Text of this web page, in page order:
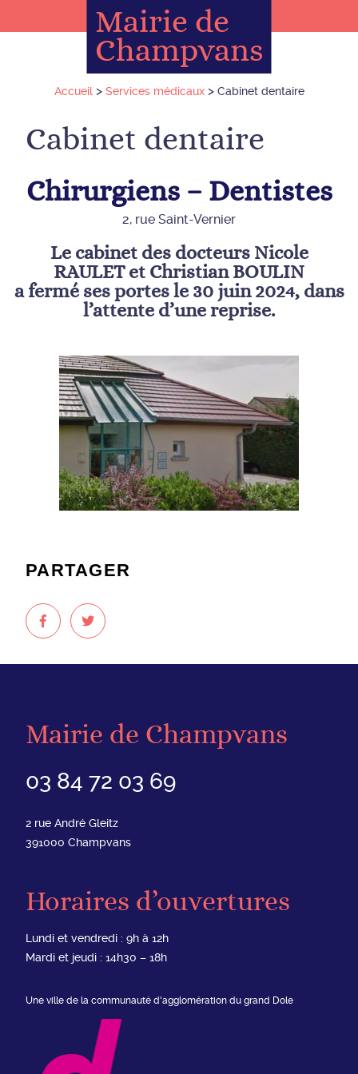
Mairie de
Champvans
Accueil> Services médicaux> Cabinet dentaire
PARTAGER
Cabinet dentaire
Chirurgiens – Dentistes
2, rue Saint-Vernier
Le cabinet des docteurs Nicole
RAULET et Christian BOULIN
a fermé ses portes le 30 juin 2024, dans
l’attente d’une reprise.
Mairie de Champvans
03 84 72 03 69
2 rue André Gleitz
391000 Champvans
Horaires d’ouvertures
Lundi et vendredi : 9h à 12h
Mardi et jeudi : 14h30 – 18h
Une ville de la communauté d'agglomération du grand Dole